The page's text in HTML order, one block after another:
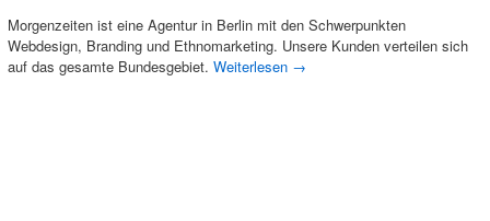
Morgenzeiten ist eine Agentur in Berlin mit den Schwerpunkten
Webdesign, Branding und Ethnomarketing. Unsere Kunden verteilen sich
auf das gesamte Bundesgebiet. Weiterlesen →